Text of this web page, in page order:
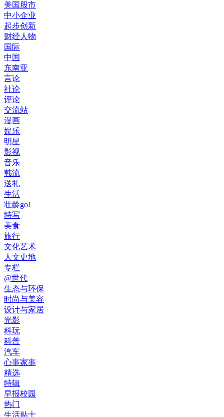
美国股市
中小企业
起步创新
财经人物
国际
中国
东南亚
言论
社论
评论
交流站
漫画
娱乐
明星
影视
音乐
韩流
送礼
生活
壮龄go!
特写
美食
旅行
文化艺术
人文史地
专栏
@世代
生态与环保
时尚与美容
设计与家居
光影
科玩
科普
汽车
心事家事
精选
特辑
早报校园
热门
生活贴士